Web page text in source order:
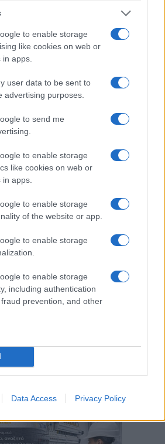
to enable storage
like cookies on web or
apps.
user data to be sent to
advertising purposes.
to send me
to enable storage
like cookies on web or
apps.
to enable storage
of the website or app.
to enable storage
to enable storage
including authentication
prevention, and other
Data Access Privacy Policy